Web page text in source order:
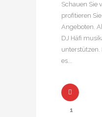
Schauen Sie
profitieren
Angeboten.
DJ Häfi
unterstützen.
es...
1